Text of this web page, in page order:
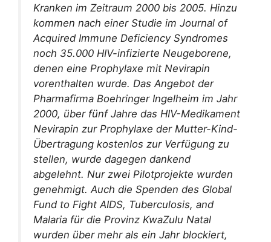
Kranken im Zeitraum 2000 bis 2005. Hinzu
kommen nach einer Studie im Journal of
Acquired Immune Deficiency Syndromes
noch 35.000 HIV-infizierte Neugeborene,
denen eine Prophylaxe mit Nevirapin
vorenthalten wurde. Das Angebot der
Pharmafirma Boehringer Ingelheim im Jahr
2000, über fünf Jahre das HIV-Medikament
Nevirapin zur Prophylaxe der Mutter-Kind-
Übertragung kostenlos zur Verfügung zu
stellen, wurde dagegen dankend
abgelehnt. Nur zwei Pilotprojekte wurden
genehmigt. Auch die Spenden des Global
Fund to Fight AIDS, Tuberculosis, and
Malaria für die Provinz KwaZulu Natal
wurden über mehr als ein Jahr blockiert,